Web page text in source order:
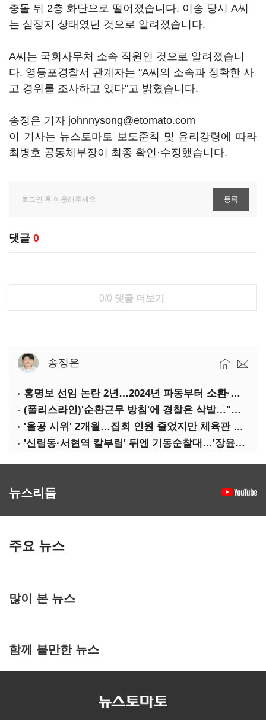
충돌 뒤 2층 화단으로 떨어졌습니다. 이송 당시 A씨
는 심정지 상태였던 것으로 알려졌습니다.
A씨는 국회사무처 소속 직원인 것으로 알려졌습니
다. 영등포경찰서 관계자는 "A씨의 소속과 정확한 사
고 경위를 조사하고 있다"고 밝혔습니다.
송정은 기자 johnnysong@etomato.com
이 기사는 뉴스토마토 보도준칙 및 윤리강령에 따라
최병호 공동체부장이 최종 확인·수정했습니다.
댓글 0
0/0 댓글 더보기
송정은
홍명보 선임 논란 2년…2024년 파동부터 소환·압색까지
(폴리스라인)'순환근무 방침'에 경찰은 삭발…"베테랑·수사력 보강 먼저"
'올공 시위' 2개월…집회 인원 줄었지만 체육관 봉쇄 계속
'신림동·서현역 칼부림' 뒤엔 기동순찰대…'장윤기 은폐·조작' 후엔 내부비리수사대
뉴스리듬
주요 뉴스
많이 본 뉴스
함께 볼만한 뉴스